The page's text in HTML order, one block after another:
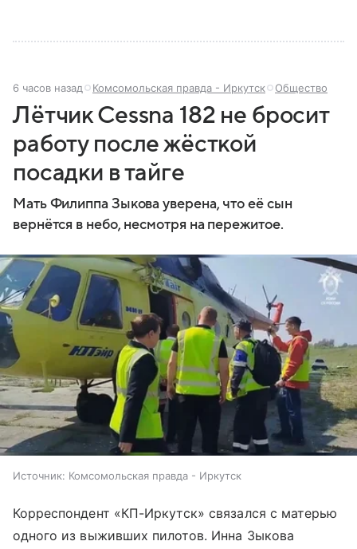
6 часов назад Комсомольская правда - Иркутск Общество
Лётчик Cessna 182 не бросит
работу после жёсткой
посадки в тайге
Мать Филиппа Зыкова уверена, что её сын
вернётся в небо, несмотря на пережитое.
Источник: Комсомольская правда - Иркутск
Корреспондент «КП-Иркутск» связался с матерью
одного из выживших пилотов. Инна Зыкова